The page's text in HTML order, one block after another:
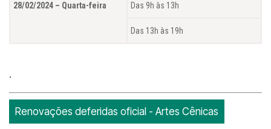
28/02/2024 – Quarta-feira Das 9h às 13h
Das 13h às 19h
.
Renovações deferidas oficial - Artes Cênicas